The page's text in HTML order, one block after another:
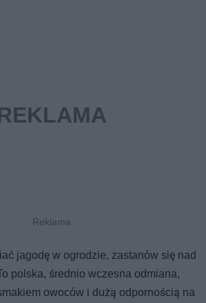
jagodę w ogrodzie, zastanów się nad
polska, średnio wczesna odmiana,
owoców i dużą odpornością na